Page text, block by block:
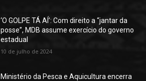
‘O GOLPE TÁ AÍ’: Com direito a “jantar da
posse”, MDB assume exercício do governo
estadual
10 de julho de 2024
Ministério da Pesca e Aquicultura encerra